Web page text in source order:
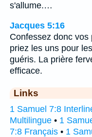
s'allume.…
Jacques 5:16
Confessez donc
priez les uns pour
guéris. La prière
efficace.
Links
1 Samuel 7:8
Multilingue • 1
7:8 Français • 1